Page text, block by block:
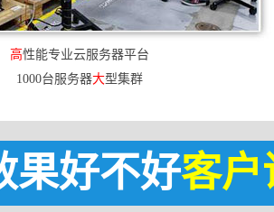
高性能专业云服务器平台
1000台服务器大型集群
果好不好客户